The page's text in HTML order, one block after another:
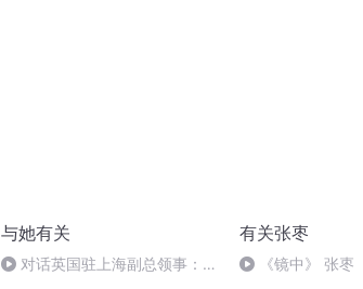
与她有关
对话英国驻上海副总领事：我
有关张枣
《镜中》 张枣